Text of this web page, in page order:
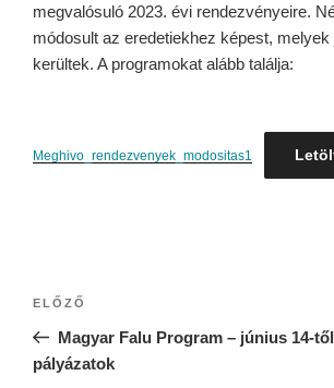
megvalósuló 2023. évi rendezvényeire.
módosult az eredetiekhez képest,
kerültek. A programokat alább találja:
Meghivo_rendezvenyek_modositas1
ELŐZŐ
Magyar Falu Program – június 14-
pályázatok